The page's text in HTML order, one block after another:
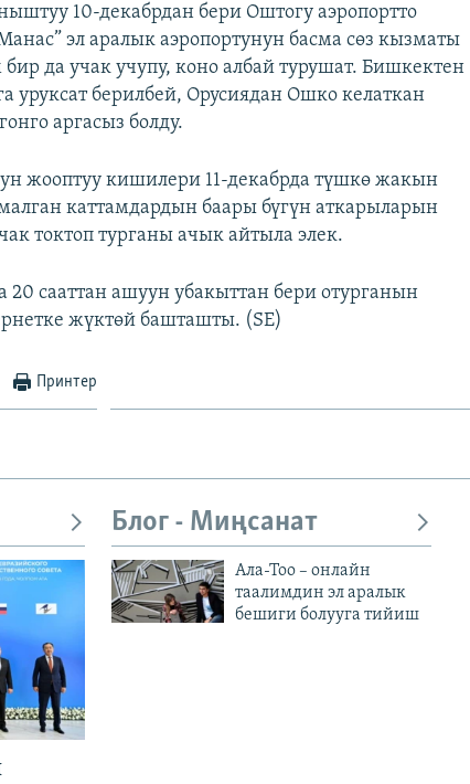
10-декабрдан бери Оштогу аэропортто
эл аралык аэропортунун басма сөз кызматы
да учак учупу, коно албай турушат. Бишкектен
уруксат берилбей, Орусиядан Ошко келаткан
аргасыз болду.
жооптуу кишилери 11-декабрда түшкө жакын
каттамдардын баары бүгүн аткарыларын
токтоп турганы ачык айтыла элек.
сааттан ашуун убакыттан бери отурганын
жүктөй башташты. (SE)
Принтер
Блог - Миңсанат
Ала-Тоо – онлайн
таалимдин эл аралык
бешиги болууга тийиш